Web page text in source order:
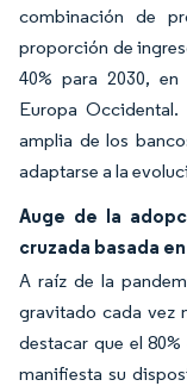
combinación de
proporción de
40% para 2030,
Europa
amplia de los
adaptarse a la
Auge de la
cruzada basada
A raíz de la
gravitado cada vez
destacar que el
manifiesta su